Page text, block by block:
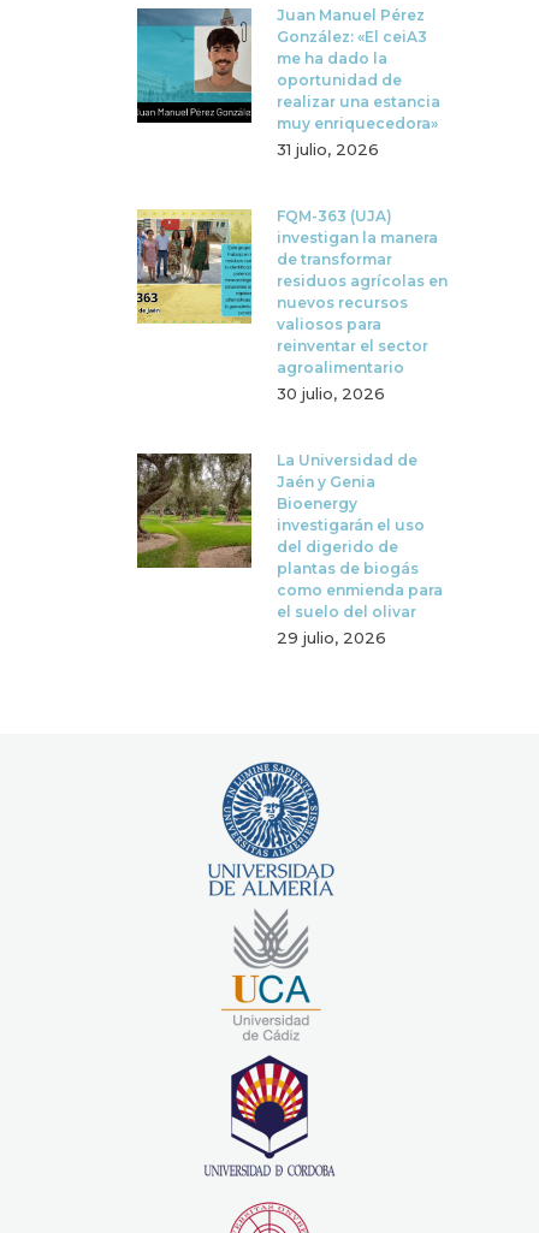
Juan Manuel Pérez
González: «El ceiA3
me ha dado la
oportunidad de
realizar una estancia
muy enriquecedora»
31 julio, 2026
FQM-363 (UJA)
investigan la manera
de transformar
residuos agrícolas en
nuevos recursos
valiosos para
reinventar el sector
agroalimentario
30 julio, 2026
La Universidad de
Jaén y Genia
Bioenergy
investigarán el uso
del digerido de
plantas de biogás
como enmienda para
el suelo del olivar
29 julio, 2026